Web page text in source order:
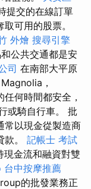
提交的在線訂單
可用的股票。
外燴 搜尋引擎
公共交通都是安
司 在南部大平原
Magnolia，
何時間都安全，
或騎自行車。 批
常以現金從製造商
。 記帳士 考試
現金流和融資對雙
台中按摩推薦
的批發業務正